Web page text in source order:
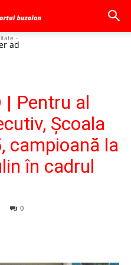
-
ad
| Pentru al
Şcoala
campioană la
în cadrul
0